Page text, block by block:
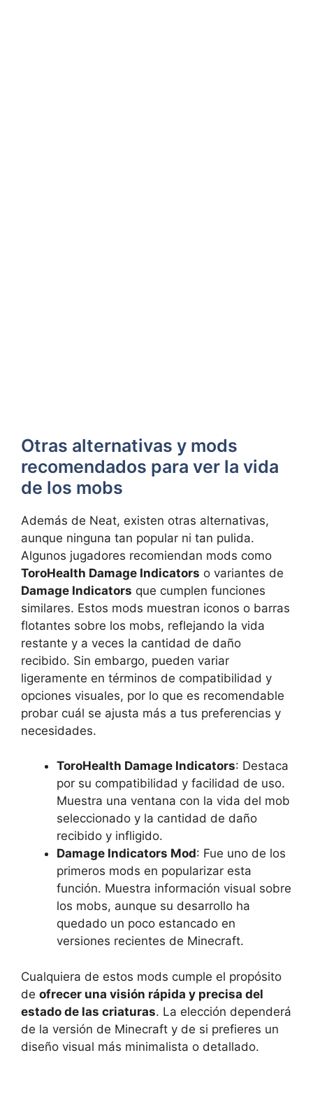
Otras alternativas y mods
recomendados para ver la vida
de los mobs
Además de Neat, existen otras alternativas,
aunque ninguna tan popular ni tan pulida.
Algunos jugadores recomiendan mods como
ToroHealth Damage Indicators o variantes de
Damage Indicators que cumplen funciones
similares. Estos mods muestran iconos o barras
flotantes sobre los mobs, reflejando la vida
restante y a veces la cantidad de daño
recibido. Sin embargo, pueden variar
ligeramente en términos de compatibilidad y
opciones visuales, por lo que es recomendable
probar cuál se ajusta más a tus preferencias y
necesidades.
ToroHealth Damage Indicators: Destaca
por su compatibilidad y facilidad de uso.
Muestra una ventana con la vida del mob
seleccionado y la cantidad de daño
recibido y infligido.
Damage Indicators Mod: Fue uno de los
primeros mods en popularizar esta
función. Muestra información visual sobre
los mobs, aunque su desarrollo ha
quedado un poco estancado en
versiones recientes de Minecraft.
Cualquiera de estos mods cumple el propósito
de ofrecer una visión rápida y precisa del
estado de las criaturas. La elección dependerá
de la versión de Minecraft y de si prefieres un
diseño visual más minimalista o detallado.